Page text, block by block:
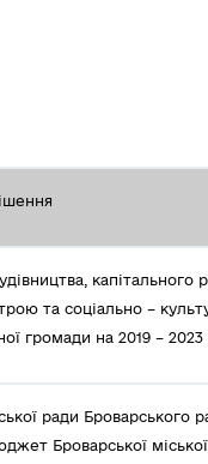
капітального
та соціально –
громади на 2019 – 2023
ради Броварського
Броварської